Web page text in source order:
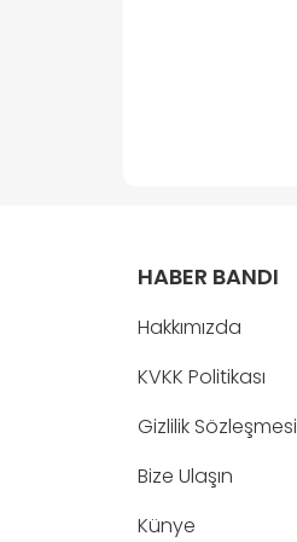
HABER BANDI
Hakkımızda
KVKK Politikası
Gizlilik Sözleşmesi
Bize Ulaşın
Künye